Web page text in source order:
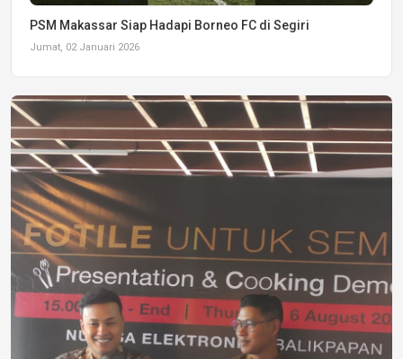
PSM Makassar Siap Hadapi Borneo FC di Segiri
Jumat, 02 Januari 2026